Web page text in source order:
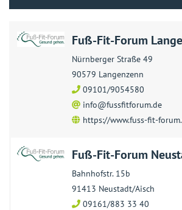
Karte
Fuß-Fit-Forum
Nürnberger Straße 49
90579 Langenzenn
09101/9054580
info@fussfitforum.de
https://www.fuss-fit-
Fuß-Fit-Forum
Bahnhofstr. 15b
91413 Neustadt/Aisch
09161/883 33 40